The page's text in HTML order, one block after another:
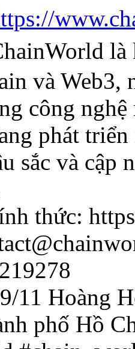
là
và Web3,
công
phát
sắc và cập
thức:
11 Hoàng
phố Hồ